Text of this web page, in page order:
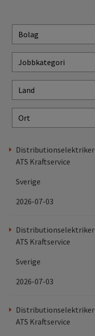
Distributionselektriker
ATS Kraftservice
Sverige
2026-07-03
Distributionselektriker
ATS Kraftservice
Sverige
2026-07-03
Distributionselektriker
ATS Kraftservice